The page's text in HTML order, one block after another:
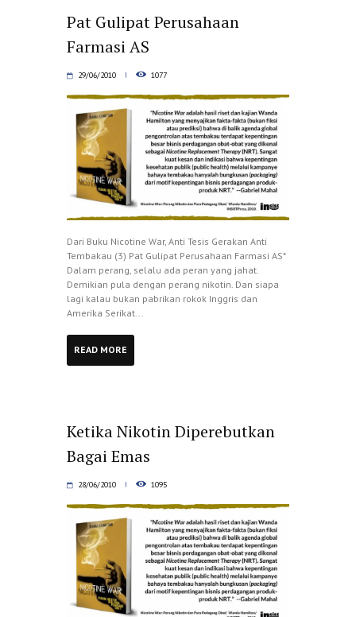
Pat Gulipat Perusahaan
Farmasi AS
29/06/2010 1077
Dari Buku Nicotine War, Anti Tesis Gerakan Anti
Tembakau (3) Pat Gulipat Perusahaan Farmasi AS*
Dalam perang, selalu ada peran yang jahat.
Demikian pula dengan perang nikotin. Dan siapa
lagi kalau bukan pabrikan rokok Inggris dan
Amerika Serikat...
READ MORE
Ketika Nikotin Diperebutkan
Bagai Emas
28/06/2010 1095